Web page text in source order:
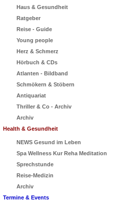
Haus & Gesundheit
Ratgeber
Reise - Guide
Young people
Herz & Schmerz
Hörbuch & CDs
Atlanten - Bildband
Schmökern & Stöbern
Antiquariat
Thriller & Co - Archiv
Archiv
Health & Gesundheit
NEWS Gesund im Leben
Spa Wellness Kur Reha Meditation
Sprechstunde
Reise-Medizin
Archiv
Termine & Events